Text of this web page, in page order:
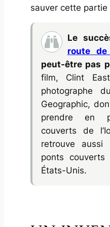
sauver cette
Le
route de
peut-être pas
film, Clint
photographe
Geographic,
prendre en
couverts de
retrouve aussi
ponts
États-Unis.